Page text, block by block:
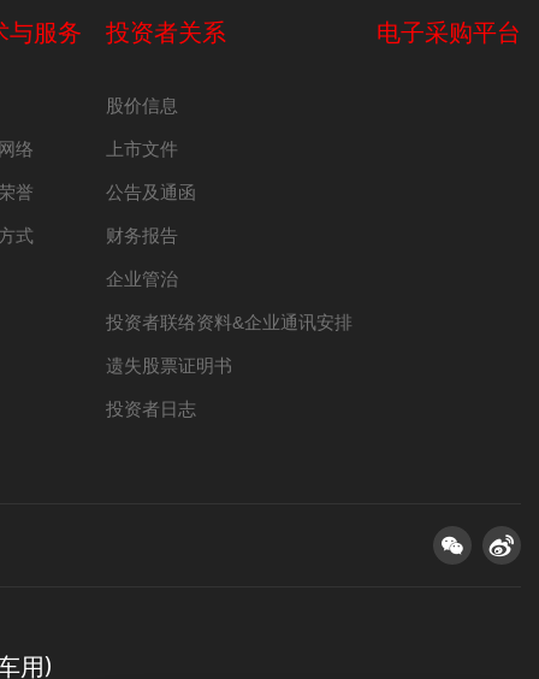
与服务
络
誉
式
投资者关系
股价信息
上市文件
公告及通函
财务报告
企业管治
投资者联络资料&企业通讯安排
遗失股票证明书
投资者日志
电子采购平台
用)